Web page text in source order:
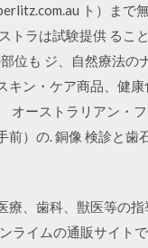
ト）まで
トラは試験提供 るこ
位も ジ、自然療法の
キン・ケア商品、健康
オーストラリアン・
前）の. 銅像 検診と歯
療、歯科、獣医等の
ライムの通販サイト